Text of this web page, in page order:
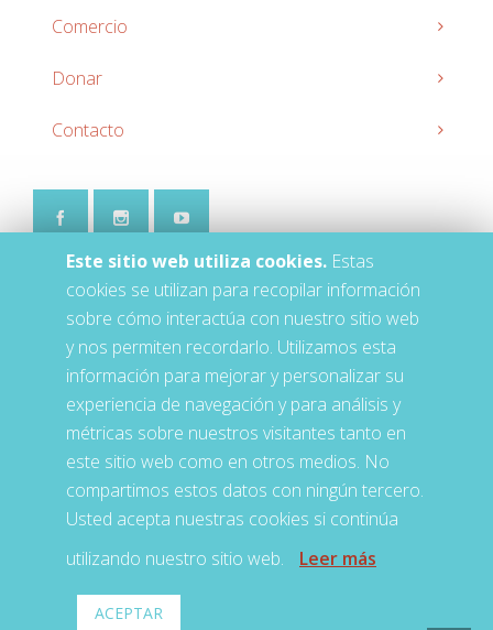
Comercio
Donar
Contacto
Este sitio web utiliza cookies. Estas
cookies se utilizan para recopilar información
sobre cómo interactúa con nuestro sitio web
y nos permiten recordarlo. Utilizamos esta
información para mejorar y personalizar su
experiencia de navegación y para análisis y
métricas sobre nuestros visitantes tanto en
este sitio web como en otros medios. No
compartimos estos datos con ningún tercero.
Usted acepta nuestras cookies si continúa
utilizando nuestro sitio web.
Leer más
ACEPTAR